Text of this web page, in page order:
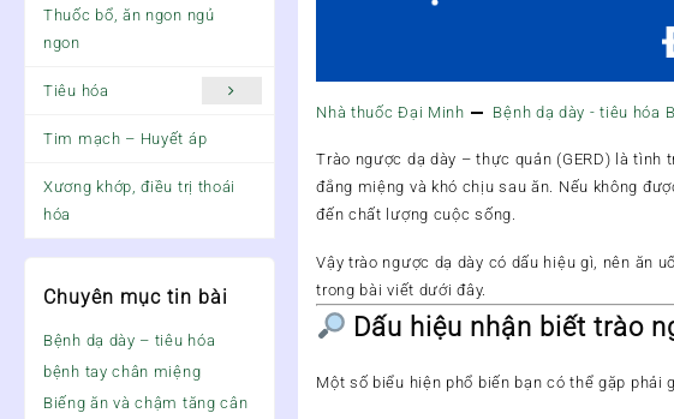
Thuốc bổ, ăn ngon ngủ
ngon
Tiêu hóa
Tim mạch – Huyết áp
Xương khớp, điều trị thoái
hóa
Chuyên mục tin bài
Bệnh dạ dày – tiêu hóa
bệnh tay chân miệng
Biếng ăn và chậm tăng cân
Nhà thuốc Đại Minh Bệnh dạ dày - tiêu hóa
Trào ngược dạ dày – thực quản (GERD) là tình
đắng miệng và khó chịu sau ăn. Nếu không
đến chất lượng cuộc sống.
Vậy trào ngược dạ dày có dấu hiệu gì, nên ăn
trong bài viết dưới đây.
Dấu hiệu nhận biết trào
Một số biểu hiện phổ biến bạn có thể gặp phải